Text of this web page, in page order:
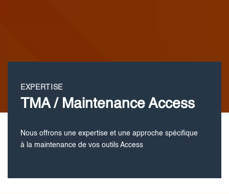
EXPERTISE
TMA / Maintenance Access
Nous offrons une expertise et une approche spécifique
à la maintenance de vos outils Access